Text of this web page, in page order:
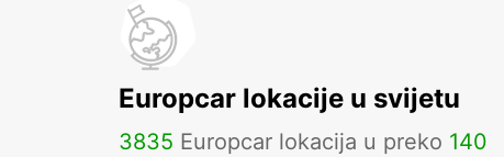
Europcar lokacije u svijetu
3835 Europcar lokacija u preko 140